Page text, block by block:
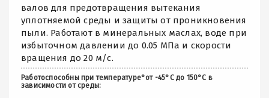
валов для предотвращения вытекания
уплотняемой среды и защиты от проникновения
пыли. Работают в минеральных маслах, воде при
избыточном давлении до 0.05 МПа и скорости
вращения до 20 м/с.
Работоспособны при температуре°от -45°С до 150°С в
зависимости от среды: